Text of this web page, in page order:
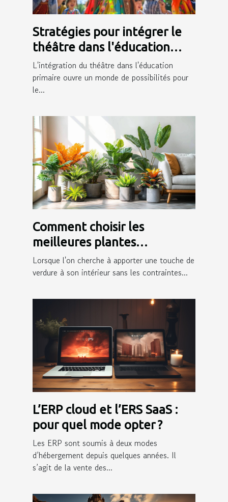
Stratégies pour intégrer le
théâtre dans l'éducation
primaire et ses bénéfices
L'intégration du théâtre dans l'éducation
primaire ouvre un monde de possibilités pour
le...
Comment choisir les
meilleures plantes
artificielles pour votre
intérieur
Lorsque l'on cherche à apporter une touche de
verdure à son intérieur sans les contraintes...
L’ERP cloud et l’ERS SaaS :
pour quel mode opter ?
Les ERP sont soumis à deux modes
d’hébergement depuis quelques années. Il
s’agit de la vente des...